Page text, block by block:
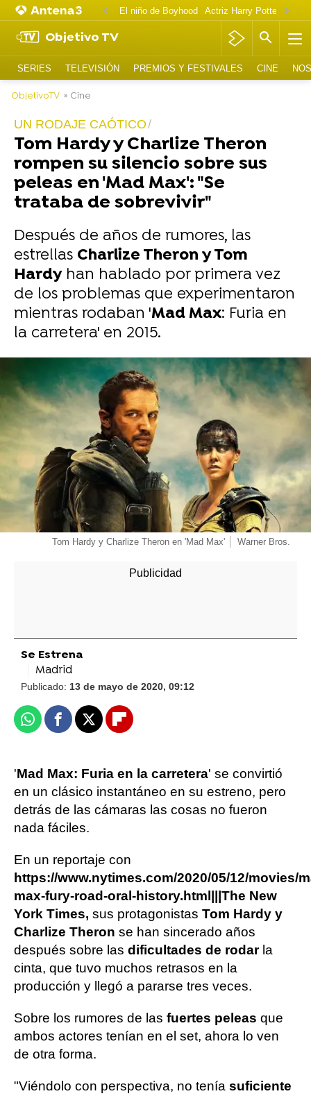
El niño de Boyhood Actriz Harry Potter
Objetivo TV
SERIES TELEVISIÓN PREMIOS Y FESTIVALES CINE
ObjetivoTV » Cine
UN RODAJE CAÓTICO
Tom Hardy y Charlize Theron
rompen su silencio sobre sus
peleas en 'Mad Max': "Se
trataba de sobrevivir"
Después de años de rumores, las
estrellas Charlize Theron y Tom
Hardyhan hablado por primera vez
de los problemas que experimentaron
mientras rodaban 'Mad Max: Furia en
la carretera' en 2015.
-
Tom Hardy y Charlize Theron en 'Mad Max' Warner Bros.
Se Estrena
Madrid
Publicado: 13 de mayo de 2020, 09:12
WhatsappFacebook
X Flipboard
'Mad Max: Furia en la carretera' se convirtió
en un clásico instantáneo en su estreno, pero
detrás de las cámaras las cosas no fueron
nada fáciles.
En un reportaje con
https://www.nytimes.com/2020/05/12/movies/
max-fury-road-oral-history.html|||The New
York Times, sus protagonistas Tom Hardy y
Charlize Theron se han sincerado años
después sobre las dificultades de rodarla
cinta, que tuvo muchos retrasos en la
producción y llegó a pararse tres veces.
Sobre los rumores de las fuertes peleas que
ambos actores tenían en el set, ahora lo ven
de otra forma.
"Viéndolo con perspectiva, no tenía suficiente